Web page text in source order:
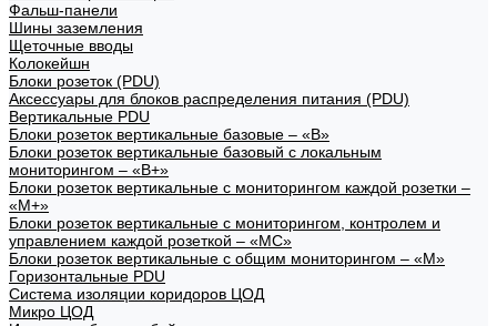
Фальш-панели
Шины заземления
Щеточные вводы
Колокейшн
Блоки розеток (PDU)
Аксессуары для блоков распределения питания (PDU)
Вертикальные PDU
Блоки розеток вертикальные базовые – «В»
Блоки розеток вертикальные базовый с локальным
мониторингом – «В+»
Блоки розеток вертикальные с мониторингом каждой розетки –
«М+»
Блоки розеток вертикальные с мониторингом, контролем и
управлением каждой розеткой – «МС»
Блоки розеток вертикальные с общим мониторингом – «М»
Горизонтальные PDU
Система изоляции коридоров ЦОД
Микро ЦОД